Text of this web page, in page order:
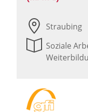
Straubing
Soziale